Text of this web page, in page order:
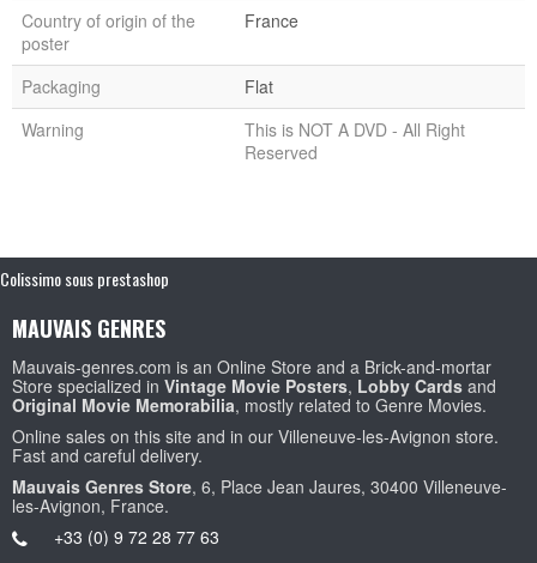
Country of origin of the
poster
France
Packaging
Flat
Warning
This is NOT A DVD - All Right
Reserved
Colissimo sous prestashop
MAUVAIS GENRES
Mauvais-genres.com is an Online Store and a Brick-and-mortar
Store specialized in Vintage Movie Posters, Lobby Cards and
Original Movie Memorabilia, mostly related to Genre Movies.
Online sales on this site and in our Villeneuve-les-Avignon store.
Fast and careful delivery.
Mauvais Genres Store, 6, Place Jean Jaures, 30400 Villeneuve-
les-Avignon, France.
+33 (0) 9 72 28 77 63